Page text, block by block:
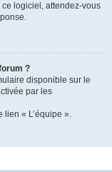
logiciel, attendez-vous
?
disponible sur le
par les
lien « L’équipe ».